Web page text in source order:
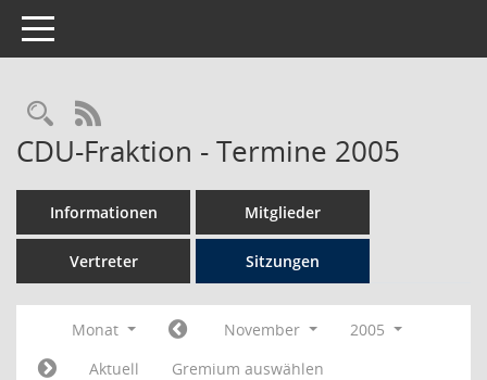
Toggle navigation
Rechercheauswahl
RSS-Feed
CDU-Fraktion - Termine 2005
Informationen Mitglieder
Vertreter Sitzungen
Monat November
2005
Aktuell
Gremium auswählen